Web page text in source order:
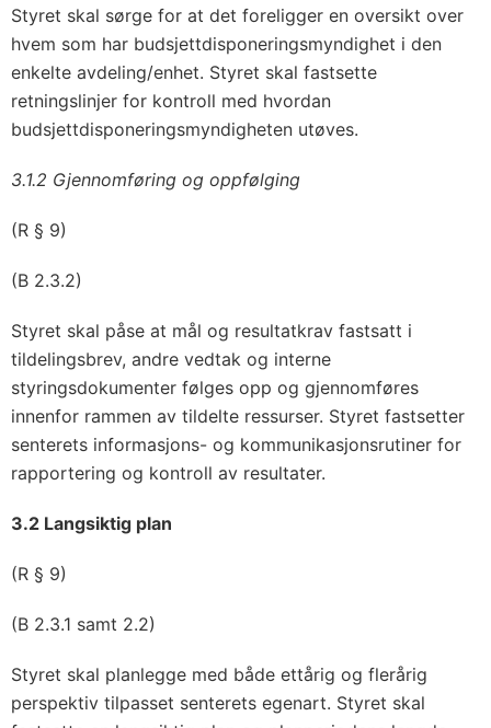
Styret skal sørge for at det foreligger en oversikt over
hvem som har budsjettdisponeringsmyndighet i den
enkelte avdeling/enhet. Styret skal fastsette
retningslinjer for kontroll med hvordan
budsjettdisponeringsmyndigheten utøves.
3.1.2 Gjennomføring og oppfølging
(R § 9)
(B 2.3.2)
Styret skal påse at mål og resultatkrav fastsatt i
tildelingsbrev, andre vedtak og interne
styringsdokumenter følges opp og gjennomføres
innenfor rammen av tildelte ressurser. Styret fastsetter
senterets informasjons- og kommunikasjonsrutiner for
rapportering og kontroll av resultater.
3.2 Langsiktig plan
(R § 9)
(B 2.3.1 samt 2.2)
Styret skal planlegge med både ettårig og flerårig
perspektiv tilpasset senterets egenart. Styret skal